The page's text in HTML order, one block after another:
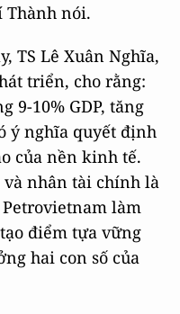
Thành nói.
TS Lê Xuân Nghĩa,
triển, cho rằng:
9-10% GDP, tăng
ý nghĩa quyết định
của nền kinh tế.
nhân tài chính là
làm
điểm tựa vững
hai con số của